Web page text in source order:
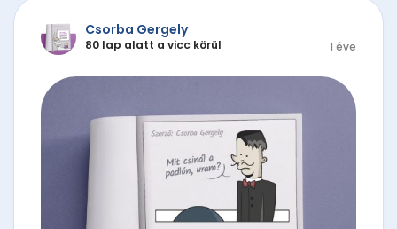
Csorba Gergely
80 lap alatt a vicc körül 1 éve